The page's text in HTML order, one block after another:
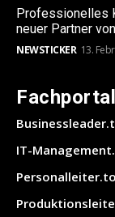
Professionelles
neuer Partner
NEWSTICKER 13.
IT-